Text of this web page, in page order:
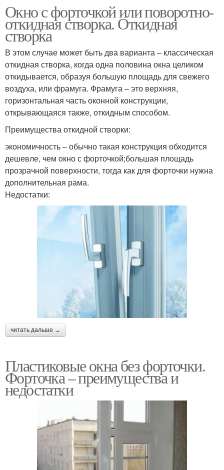
Окно с форточкой или поворотно-
откидная створка. Откидная
створка
В этом случае может быть два варианта – классическая
откидная створка, когда одна половина окна целиком
откидывается, образуя большую площадь для свежего
воздуха, или фрамуга. Фрамуга – это верхняя,
горизонтальная часть оконной конструкции,
открывающаяся также, откидным способом.
Преимущества откидной створки:
экономичность – обычно такая конструкция обходится
дешевле, чем окно с форточкой;большая площадь
прозрачной поверхности, тогда как для форточки нужна
дополнительная рама.
Недостатки:
читать дальше →
Пластиковые окна без форточки.
Форточка – преимущества и
недостатки